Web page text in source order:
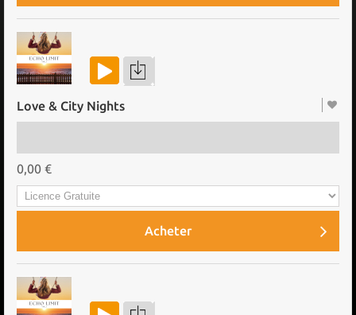
Love & City Nights
0,00 €
Acheter